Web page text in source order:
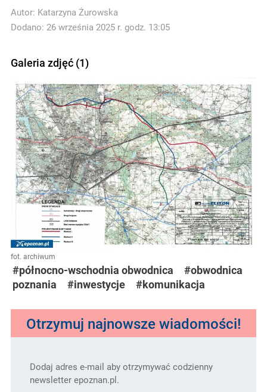
Autor: Katarzyna Żurowska
Dodano: 26 września 2025 r. godz. 13:05
Galeria zdjęć (1)
fot. archiwum
#północno-wschodnia obwodnica
#obwodnica
poznania
#inwestycje #komunikacja
Otrzymuj najnowsze wiadomości!
Dodaj adres e-mail aby otrzymywać codzienny
newsletter epoznan.pl.